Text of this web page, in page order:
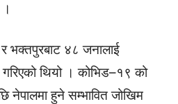
भक्तपुरबाट ४८ जनालाई
गरिएको थियो । कोभिड–१९ को
नेपालमा हुने सम्भावित जोखिम